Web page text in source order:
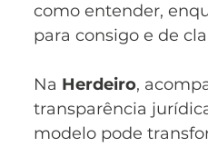
como entender,
para consigo e de
Na Herdeiro,
transparência
modelo pode